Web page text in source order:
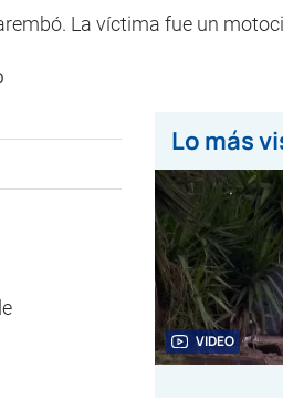
La víctima fue un
Lo más
VIDEO